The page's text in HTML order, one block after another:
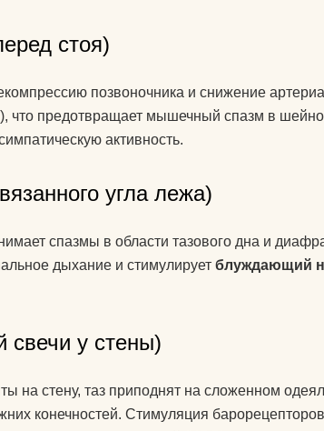
стоя)
позвоночника и снижение
что предотвращает мышечный спазм в
активность.
угла лежа)
спазмы в области тазового дна и
дыхание и стимулирует блуждающий
свечи у стены)
на стену, таз приподнят на сложенном
конечностей. Стимуляция